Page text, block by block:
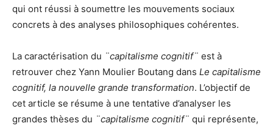
qui ont réussi à soumettre les mouvements sociaux
concrets à des analyses philosophiques cohérentes.
La caractérisation du ¨capitalisme cognitif¨ est à
retrouver chez Yann Moulier Boutang dans Le capitalisme
cognitif, la nouvelle grande transformation. L’objectif de
cet article se résume à une tentative d’analyser les
grandes thèses du ¨capitalisme cognitif¨ qui représente,